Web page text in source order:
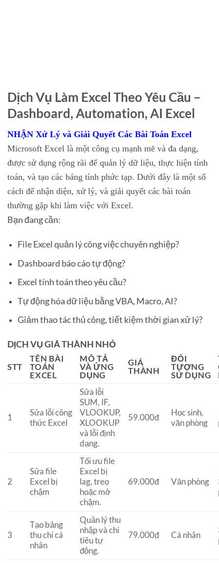
Dịch Vụ Làm Excel Theo Yêu Cầu –
Dashboard, Automation, AI Excel
NHẬN Xử Lý và Giải Quyết Các Bài Toán Excel
Microsoft Excel là một công cụ mạnh mẽ và đa dạng,
được sử dụng rộng rãi để quản lý dữ liệu, thực hiện tính
toán, và tạo các bảng tính phức tạp. Dưới đây là một số
cách để nhận diện, xử lý, và giải quyết các bài toán
thường gặp khi làm việc với Excel.
Bạn đang cần:
File Excel quản lý công việc chuyên nghiệp?
Dashboard báo cáo tự động?
Excel tính toán theo yêu cầu?
Tự động hóa dữ liệu bằng VBA, Macro, AI?
Giảm thao tác thủ công, tiết kiệm thời gian xử lý?
DỊCH VỤ GIÁ THÀNH NHỎ
STT
TÊN BÀI
TOÁN
EXCEL
MÔ TẢ
VÀ ỨNG
DỤNG
GIÁ
THÀNH
ĐỐI
TƯỢNG
SỬ DỤNG
1
Sửa lỗi công
thức Excel
Sửa lỗi
SUM, IF,
VLOOKUP,
XLOOKUP
và lỗi định
dạng.
59.000đ
Học sinh,
văn phòng
2
Sửa file
Excel bị
chậm
Tối ưu file
Excel bị
lag, treo
hoặc mở
chậm.
69.000đ Văn phòng
3
Tạo bảng
thu chi cá
nhân
Quản lý thu
nhập và chi
tiêu tự
động.
79.000đ Cá nhân